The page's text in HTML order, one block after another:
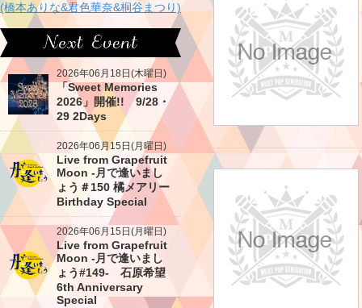
(橋本ありな&君色華奈&桐谷まつり)
2026年06月18日(木曜日)
「Sweet Memories
2026」開催!! 9/28・
29 2Days
2026年06月15日(月曜日)
Live from Grapefruit
Moon -月で逢いまし
ょう＃150 橘メアリー
Birthday Special
2026年06月15日(月曜日)
Live from Grapefruit
Moon -月で逢いまし
ょう#149- 石原希望
6th Anniversary
Special